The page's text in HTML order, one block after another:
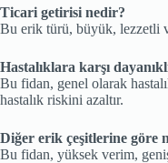
Ticari getirisi nedir?
Bu erik türü, büyük, lezzetli
Hastalıklara karşı
Bu fidan, genel olarak
hastalık riskini azaltır.
Diğer erik çeşitlerine göre
Bu fidan, yüksek verim,